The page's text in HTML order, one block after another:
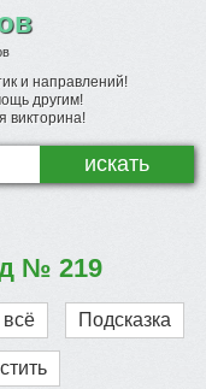
и направлений!
другим!
викторина!
№ 219
Подсказка